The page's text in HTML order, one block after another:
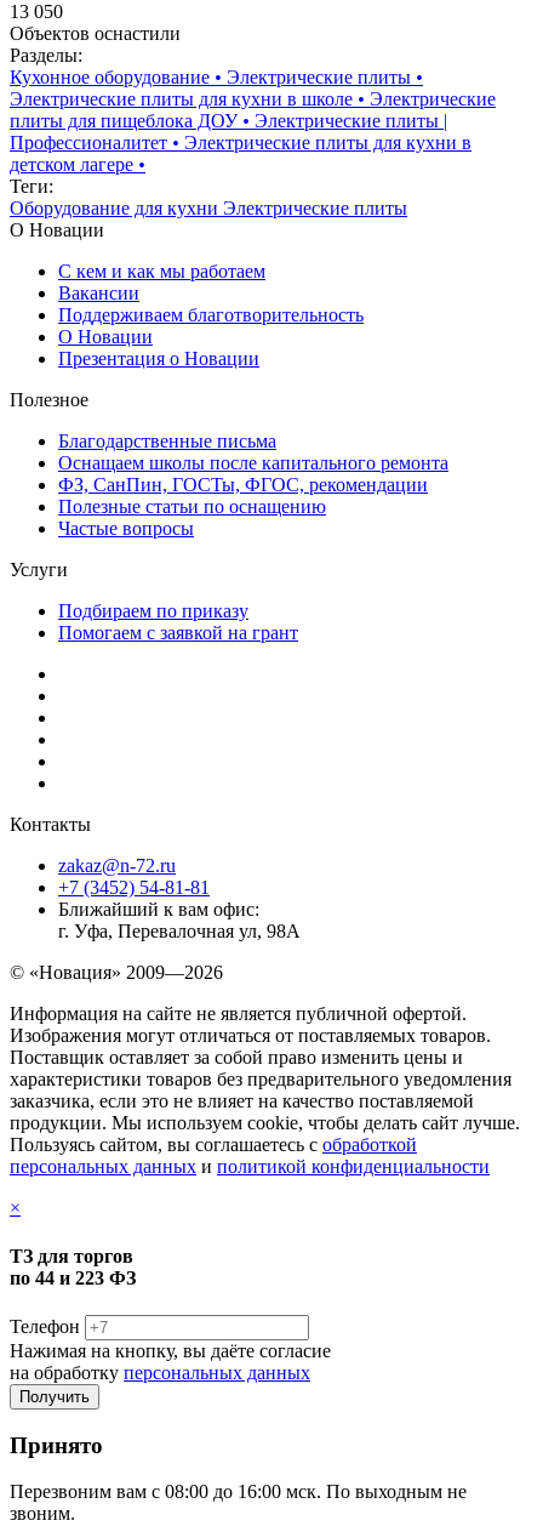
13 050
Объектов оснастили
Разделы:
Кухонное оборудование • Электрические плиты •
Электрические плиты для кухни в школе • Электрические
плиты для пищеблока ДОУ• Электрические плиты |
Профессионалитет • Электрические плиты для кухни в
детском лагере •
Теги:
Оборудование для кухни Электрические плиты
О Новации
С кем и как мы работаем
Вакансии
Поддерживаем благотворительность
О Новации
Презентация о Новации
Полезное
Благодарственные письма
Оснащаем школы после капитального ремонта
ФЗ, СанПин, ГОСТы, ФГОС, рекомендации
Полезные статьи по оснащению
Частые вопросы
Услуги
Подбираем по приказу
Помогаем с заявкой на грант
Контакты
zakaz@n-72.ru
+7 (3452) 54-81-81
Ближайший к вам офис:
г. Уфа, Перевалочная ул, 98А
© «Новация» 2009—2026
Информация на сайте не является публичной офертой.
Изображения могут отличаться от поставляемых товаров.
Поставщик оставляет за собой право изменить цены и
характеристики товаров без предварительного уведомления
заказчика, если это не влияет на качество поставляемой
продукции. Мы используем cookie, чтобы делать сайт лучше.
Пользуясь сайтом, вы соглашаетесь с обработкой
персональных данных и политикой конфиденциальности
×
ТЗ для торгов
по 44 и 223 ФЗ
Телефон
Нажимая на кнопку, вы даёте согласие
на обработку персональных данных
Принято
Перезвоним вам с 08:00 до 16:00 мск. По выходным не
звоним.